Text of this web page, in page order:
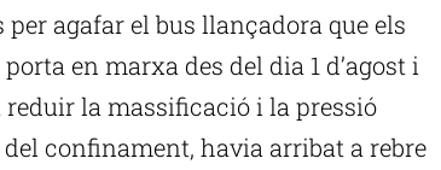
per agafar el bus llançadora que els
en marxa des del dia 1 d’agost i
reduir la massificació i la pressió
confinament, havia arribat a rebre